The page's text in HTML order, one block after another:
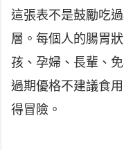
這張表不是鼓勵吃
層。每個人的腸胃
孩、孕婦、長輩、
過期優格不建議食
得冒險。